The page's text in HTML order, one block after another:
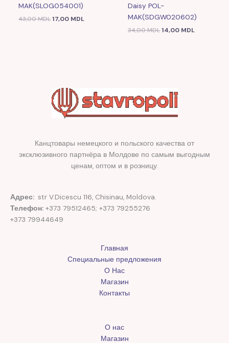
MAK(SLOG054001)
43,00MDL17,00 MDL
Daisy POL-
MAK(SDGW020602)
34,00MDL14,00 MDL
Канцтовары немецкого и польского качества от
эксклюзивного партнёра в Молдове по самым выгодным
ценам, оптом и в розницу.
Адрес: str V.Dicescu 116, Chisinau, Moldova.
Телефон: +373 79512465; +373 79255276
+373 79944649
Главная
Специальные предложения
О Нас
Магазин
Контакты
О нас
Магазин